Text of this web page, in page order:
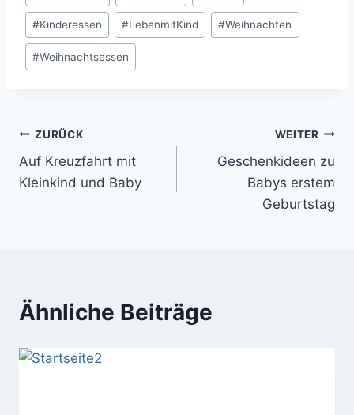
#Kinderessen #LebenmitKind #Weihnachten
#Weihnachtsessen
Beitragsnavigation
ZURÜCK
Auf Kreuzfahrt mit
Kleinkind und Baby
WEITER
Geschenkideen zu
Babys erstem
Geburtstag
Ähnliche Beiträge